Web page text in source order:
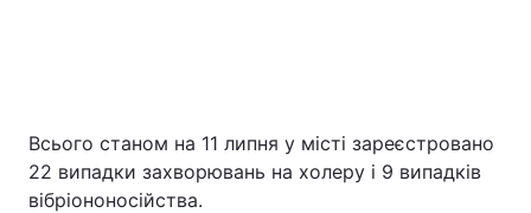
Всього станом на 11 липня у місті зареєстровано
22 випадки захворювань на холеру і 9 випадків
вібріононосійства.